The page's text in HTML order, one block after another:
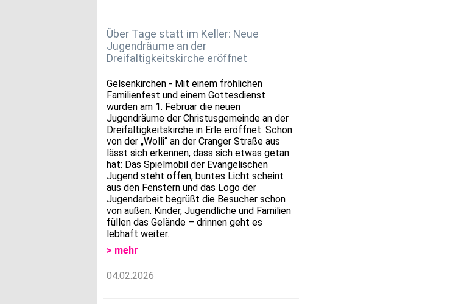
Über Tage statt im Keller: Neue
Jugendräume an der
Dreifaltigkeitskirche eröffnet
Gelsenkirchen - Mit einem fröhlichen
Familienfest und einem Gottesdienst
wurden am 1. Februar die neuen
Jugendräume der Christusgemeinde an der
Dreifaltigkeitskirche in Erle eröffnet. Schon
von der „Wolli“ an der Cranger Straße aus
lässt sich erkennen, dass sich etwas getan
hat: Das Spielmobil der Evangelischen
Jugend steht offen, buntes Licht scheint
aus den Fenstern und das Logo der
Jugendarbeit begrüßt die Besucher schon
von außen. Kinder, Jugendliche und Familien
füllen das Gelände – drinnen geht es
lebhaft weiter.
> mehr
04.02.2026